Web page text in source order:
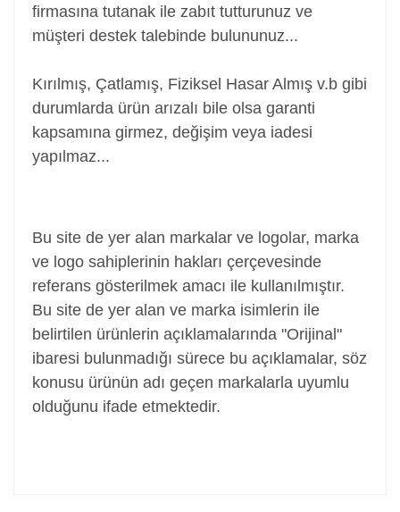
firmasına tutanak ile zabıt tutturunuz ve
müşteri destek talebinde bulununuz...
Kırılmış, Çatlamış, Fiziksel Hasar Almış v.b gibi
durumlarda ürün arızalı bile olsa garanti
kapsamına girmez, değişim veya iadesi
yapılmaz...
Bu site de yer alan markalar ve logolar, marka
ve logo sahiplerinin hakları çerçevesinde
referans gösterilmek amacı ile kullanılmıştır.
Bu site de yer alan ve marka isimlerin ile
belirtilen ürünlerin açıklamalarında "Orijinal"
ibaresi bulunmadığı sürece bu açıklamalar, söz
konusu ürünün adı geçen markalarla uyumlu
olduğunu ifade etmektedir.